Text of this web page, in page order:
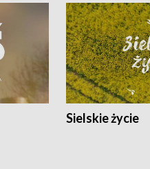
Sielskie życie